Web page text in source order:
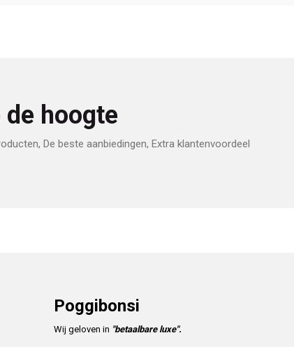
hoogte
De beste aanbiedingen, Extra klantenvoordeel
Poggibonsi
Wij geloven in "betaalbare luxe".